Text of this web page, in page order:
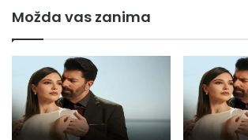
Možda vas zanima